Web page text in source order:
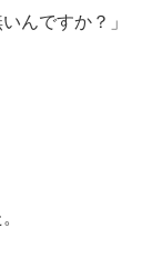
んですか？」